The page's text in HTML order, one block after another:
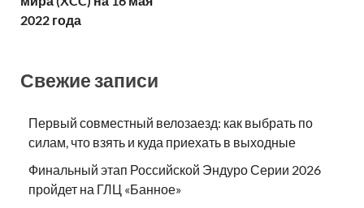
2022 года
Свежие записи
Первый совместный велозаезд: как выбрать по
силам, что взять и куда приехать в выходные
Финальный этап Российской Эндуро Серии 2026
пройдет на ГЛЦ «Банное»